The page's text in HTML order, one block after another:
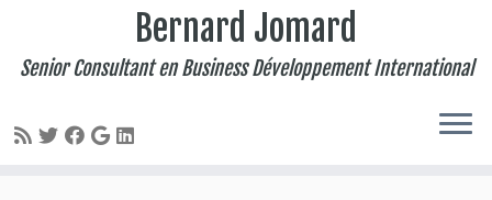
Bernard Jomard
Senior Consultant en Business Développement International